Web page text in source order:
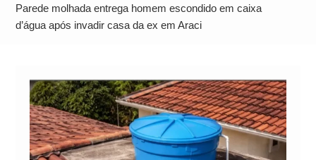
Operação Ágio: Ação policial na Bahia prende 14
suspeitos e mira rede ligada a ‘Zói de Gato’, do
Parede molhada entrega homem escondido em caixa
d’água após invadir casa da ex em Araci